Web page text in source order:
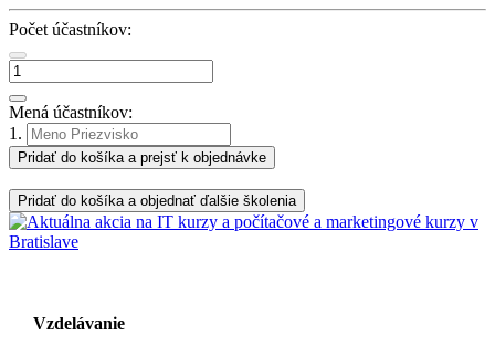
Počet účastníkov:
Mená účastníkov:
1.
Pridať do košíka a prejsť k objednávke
Pridať do košíka a objednať ďalšie školenia
Vzdelávanie